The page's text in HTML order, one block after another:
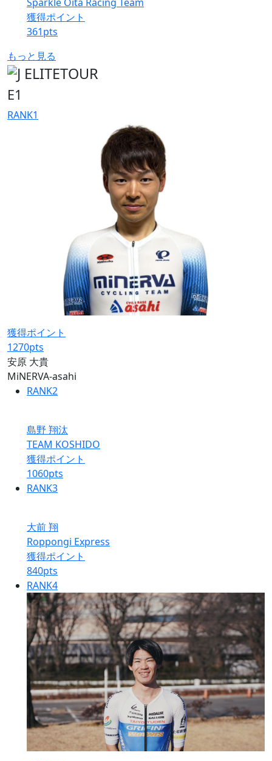
獲得ポイント
361pts
もっと見る
E1
RANK1
獲得ポイント
1270pts
安原 大貴
MiNERVA-asahi
RANK2
島野 翔汰
TEAM KOSHIDO
獲得ポイント
1060pts
RANK3
大前 翔
Roppongi Express
獲得ポイント
840pts
RANK4